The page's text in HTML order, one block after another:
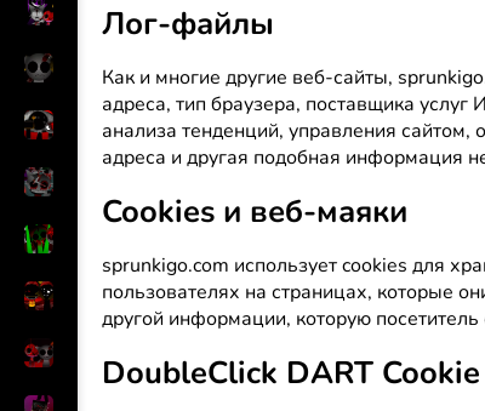
Лог-файлы
Как и многие другие веб-сайты,
адреса, тип браузера, поставщика
анализа тенденций, управления
адреса и другая подобная информация
Cookies и веб-маяки
sprunkigo.com использует cookies для
пользователях на страницах, которые
другой информации, которую
DoubleClick DART Cookie